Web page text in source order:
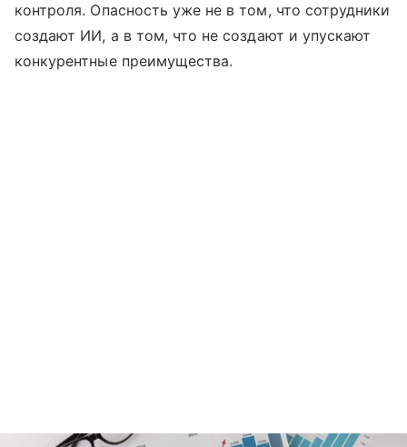
контроля. Опасность уже не в том, что сотрудники
создают ИИ, а в том, что не создают и упускают
конкурентные преимущества.